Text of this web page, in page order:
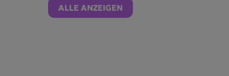
ALLE ANZEIGEN